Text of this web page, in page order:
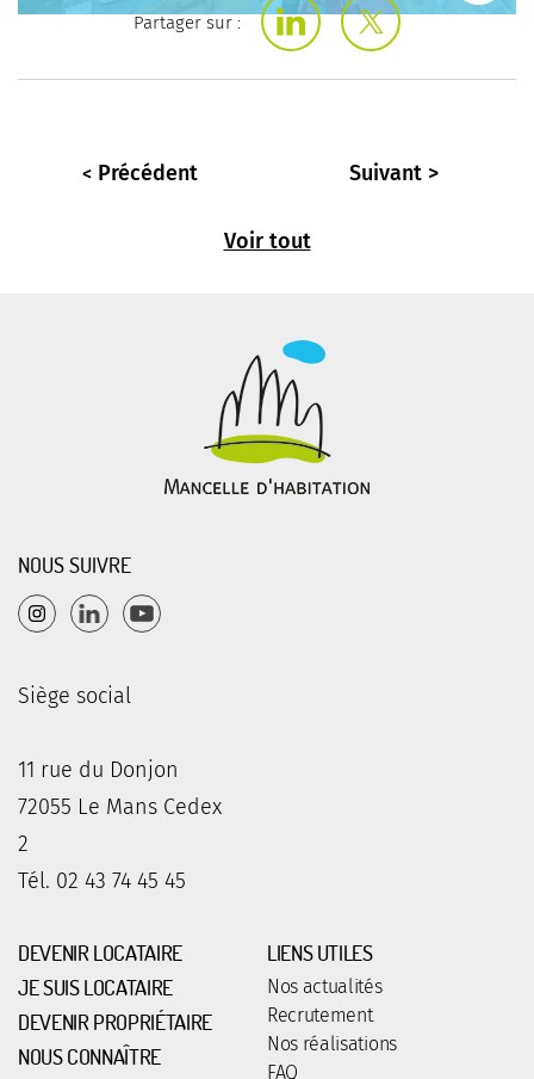
Partager sur :
Précédent Suivant
Voir tout
NOUS SUIVRE
Siège social
11 rue du Donjon
72055 Le Mans Cedex
2
Tél. 02 43 74 45 45
DEVENIR LOCATAIRE
JE SUIS LOCATAIRE
DEVENIR PROPRIÉTAIRE
NOUS CONNAÎTRE
LIENS UTILES
Nos actualités
Recrutement
Nos réalisations
FAQ